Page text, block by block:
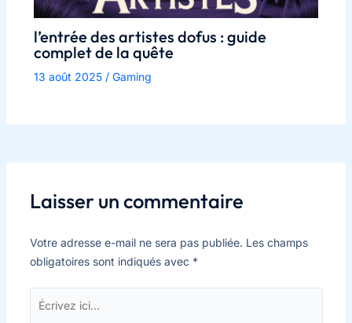
l’entrée des artistes dofus : guide
complet de la quête
13 août 2025 / Gaming
Laisser un commentaire
Votre adresse e-mail ne sera pas publiée. Les champs
obligatoires sont indiqués avec *
Écrivez